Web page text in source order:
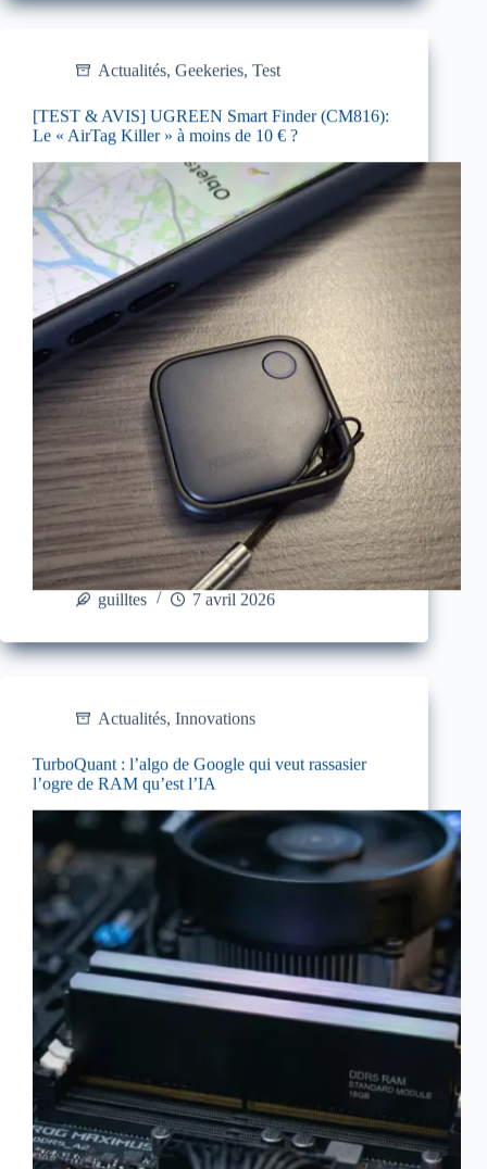
Actualités, Geekeries, Test
[TEST & AVIS] UGREEN Smart Finder (CM816):
Le « AirTag Killer » à moins de 10 € ?
guilltes 7 avril 2026
Actualités Innovations
TurboQuant : l’algo de Google qui veut rassasier
l’ogre de RAM qu’est l’IA